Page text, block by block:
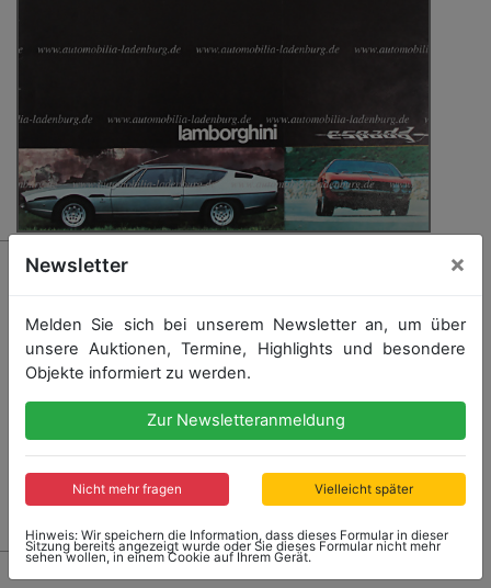
1691 - LAMBORGHINI
Startpreis: 100,00 €
Ergebnis: 100,00 €
Newsletter ×
Melden Sie sich bei unserem Newsletter an, um über
unsere Auktionen, Termine, Highlights und besondere
Objekte informiert zu werden.
Zur Newsletteranmeldung
Nicht mehr fragen Vielleicht später
Hinweis: Wir speichern die Information, dass dieses Formular in dieser
Sitzung bereits angezeigt wurde oder Sie dieses Formular nicht mehr
sehen wollen, in einem Cookie auf Ihrem Gerät.